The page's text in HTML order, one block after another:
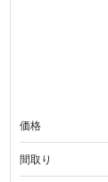
価格
間取り